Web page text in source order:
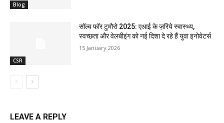
Blog
CSR
सॉल्व फॉर टुमौरो 2025: एआई के ज़रिये स्वास्थ्य,
स्वच्छता और वेलबीइंग को नई दिशा दे रहे हैं युवा इनोवेटर्स
15 January 2026
LEAVE A REPLY